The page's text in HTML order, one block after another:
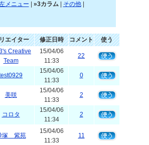
メニュー »3カラム| その他|
エイター 修正日時 コメント 使う
Creative
Team
15/04/06
11:33
22
15/04/06
11:33
0
美咲
15/04/06
11:33
2
コロタ
15/04/06
11:34
2
塚 紫苑
15/04/06
11:33
11